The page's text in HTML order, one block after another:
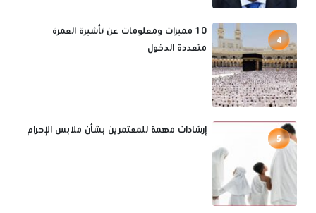
4
10 مميزات ومعلومات عن تأشيرة العمرة
متعددة الدخول
5
إرشادات مهمة للمعتمرين بشأن ملابس الإحرام